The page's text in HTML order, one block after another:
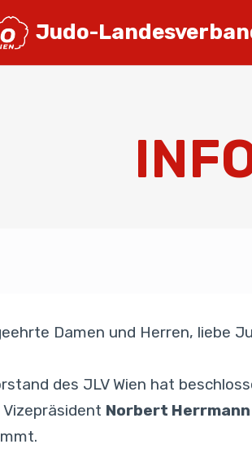
Judo-
Damen und Herren, liebe
des JLV Wien hat
Norbert Herrmann